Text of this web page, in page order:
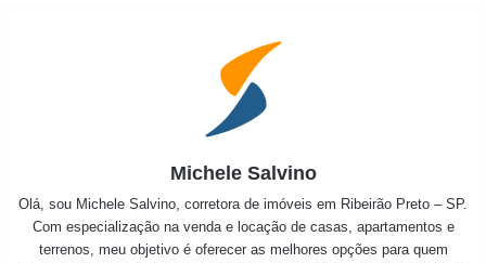
Michele Salvino
Olá, sou Michele Salvino, corretora de imóveis em Ribeirão Preto – SP.
Com especialização na venda e locação de casas, apartamentos e
terrenos, meu objetivo é oferecer as melhores opções para quem